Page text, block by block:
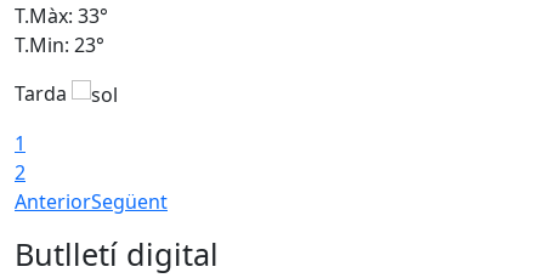
T.Màx: 33°
T.Min: 23°
Tarda
1
2
AnteriorSegüent
Butlletí digital